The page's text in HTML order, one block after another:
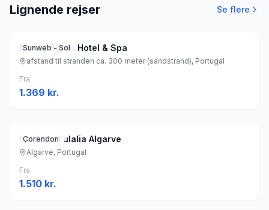
Lignende rejser Se flere
Sunweb - Sol
Monte Gordo Hotel & Spa
afstand til stranden ca. 300 meter (sandstrand), Portugal
Fra
1.369 kr.
Corendon
SMY Sta Eulalia Algarve
Algarve, Portugal
Fra
1.510 kr.